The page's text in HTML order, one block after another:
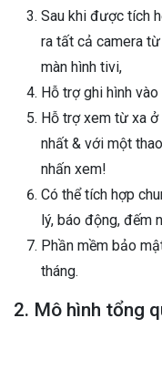
Sau khi được tích
ra tất cả camera
màn hình tivi,
Hỗ trợ ghi hình
Hỗ trợ xem từ xa
nhất & với một
nhấn xem!
Có thể tích hợp
lý, báo động, đếm
Phần mềm bảo
tháng.
2. Mô hình tổng